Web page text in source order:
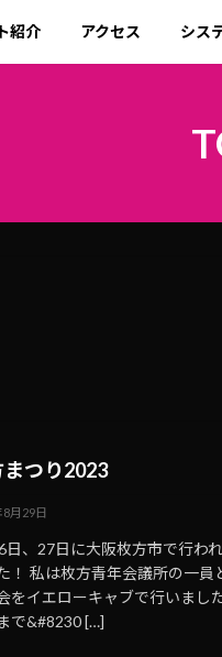
紹介 アクセス シス
つり2023
月29日
日、27日に大阪枚方市で行わ
！ 私は枚方青年会議所の一
をイエローキャブで行いまし
で&#8230 […]